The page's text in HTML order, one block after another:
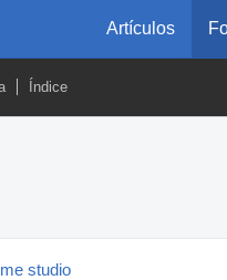
Artículos
Índice
studio